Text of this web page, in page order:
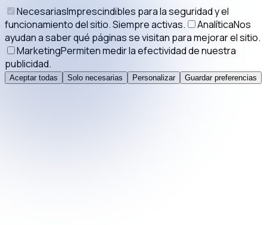
NecesariasImprescindibles para la seguridad y el
funcionamiento del sitio. Siempre activas.
AnalíticaNos
ayudan a saber qué páginas se visitan para mejorar el sitio.
MarketingPermiten medir la efectividad de nuestra
publicidad.
Aceptar todas Solo necesarias Personalizar Guardar preferencias